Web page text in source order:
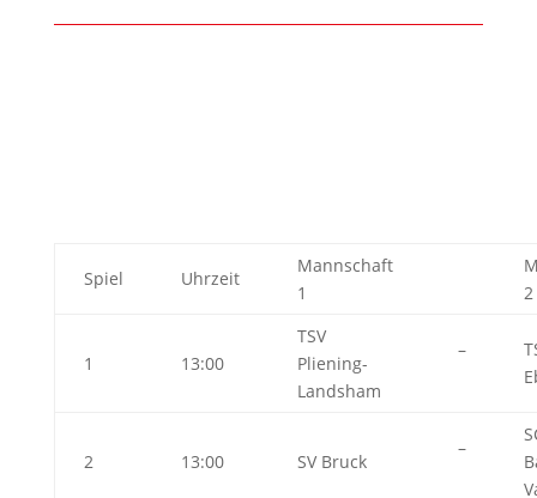
Spiel Uhrzeit
Mannschaft
1
2
1 13:00
TSV
Pliening-
Landsham
–
2 13:00 SV Bruck
–